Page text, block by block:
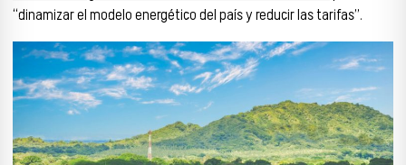
“dinamizar el modelo energético del país y reducir las tarifas”.